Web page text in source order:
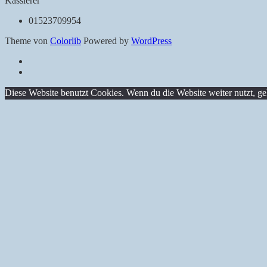
01523709954
Theme von Colorlib Powered by WordPress
Back
to
Diese Website benutzt Cookies. Wenn du die Website weiter nutzt,